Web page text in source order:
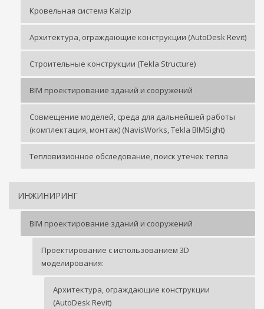
Кровельная система Kalzip
Архитектура, ограждающие конструкции (AutoDesk Revit)
Строительные конструкции (Tekla Structure)
BIM проектирование зданий и сооружений
Совмещение моделей, среда для дальнейшей работы
(комплектация, монтаж) (NavisWorks, Tekla BIMSight)
Тепловизионное обследование, поиск утечек тепла
ИНЖИНИРИНГ
BIM проектирование зданий и сооружений
Проектирование с использованием 3D
моделирования:
Архитектура, ограждающие конструкции
(AutoDesk Revit)